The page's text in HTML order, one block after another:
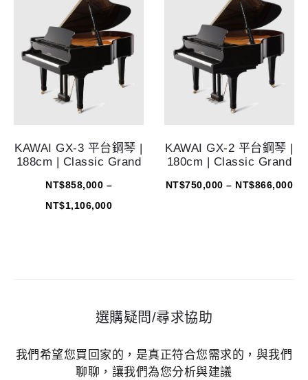
KAWAI GX-3 平台鋼琴 |
188cm | Classic Grand
NT$858,000 –
NT$1,106,000
KAWAI GX-2 平台鋼琴 |
180cm | Classic Grand
NT$750,000 – NT$866,000
選購疑問/尋求協助
我們希望您買回家的，是真正符合您需求的，與我們
聊聊，讓我們為您分析與建議